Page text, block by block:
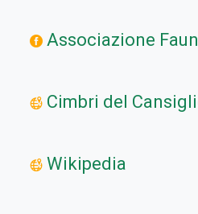
Associazione
Cimbri del
Wikipedia